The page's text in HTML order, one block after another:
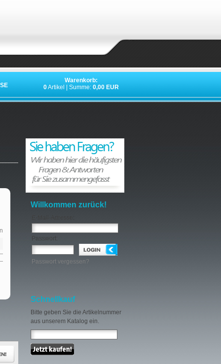
Warenkorb:
0Artikel | Summe: 0,00 EUR
Willkommen zurück!
E-Mail-Adresse:
Passwort:
Passwort vergessen?
Schnellkauf
Bitte geben Sie die Artikelnummer
aus unserem Katalog ein.